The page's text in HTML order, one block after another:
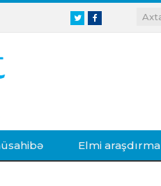
TwitterFacebook
Elmi araşdırma